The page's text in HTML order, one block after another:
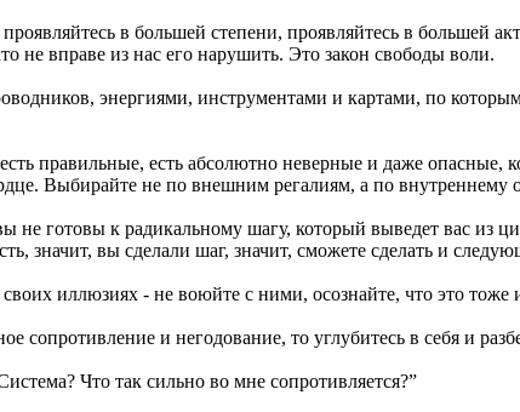
в большей степени, проявляйтесь в большей
вправе из нас его нарушить. Это закон свободы воли.
энергиями, инструментами и картами, по
правильные, есть абсолютно неверные и даже опасные,
Выбирайте не по внешним регалиям, а по внутреннему
не готовы к радикальному шагу, который выведет вас из
значит, вы сделали шаг, значит, сможете сделать и
иллюзиях - не воюйте с ними, осознайте, что это тоже
сопротивление и негодование, то углубитесь в себя и
Что так сильно во мне сопротивляется?”